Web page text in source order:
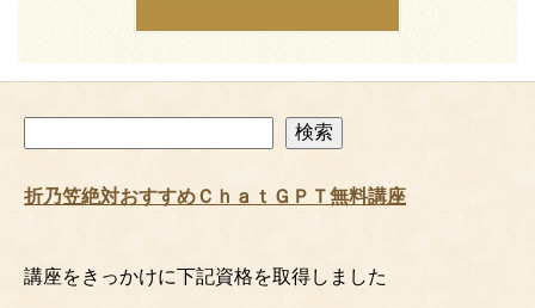
索
検索
折乃笠絶対おすすめＣｈａｔＧＰＴ無料講座
講座をきっかけに下記資格を取得しました